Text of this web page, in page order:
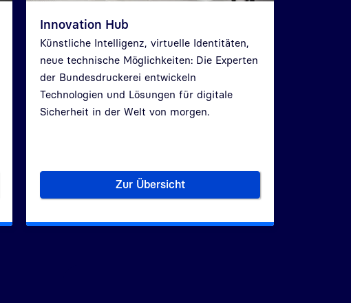
GmbH
Innovation Hub
Künstliche Intelligenz, virtuelle Identitäten,
neue technische Möglichkeiten: Die Experten
der Bundesdruckerei entwickeln
Technologien und Lösungen für digitale
Sicherheit in der Welt von morgen.
Zur ÜbersichtInnovation Hub